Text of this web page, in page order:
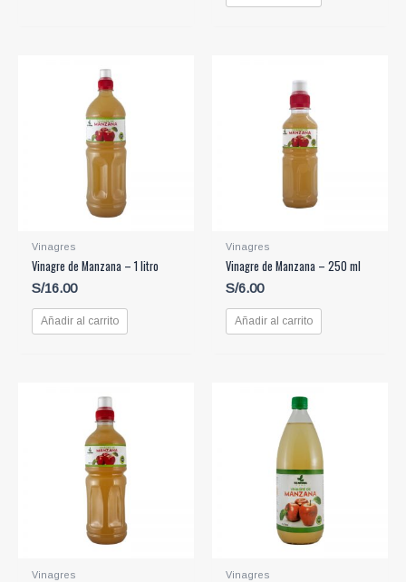
Vinagres
Vinagre de Manzana – 1 litro
S/16.00
Añadir al carrito
Vinagres
Vinagre de Manzana – 250 ml
S/6.00
Añadir al carrito
Vinagres Vinagres